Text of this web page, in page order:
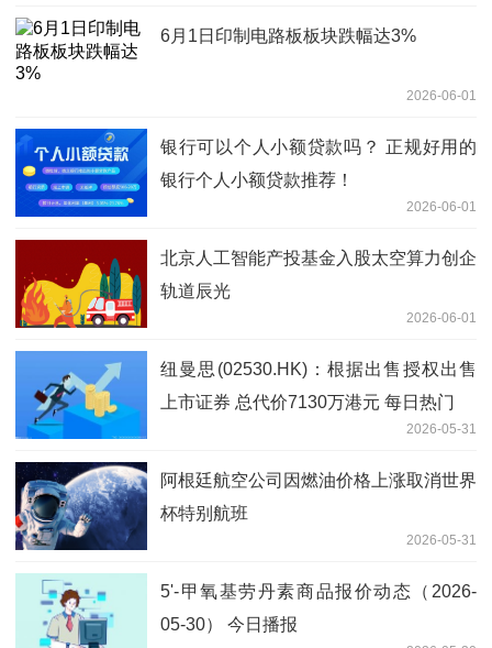
6月1日印制电路板板块跌幅达3%
2026-06-01
银行可以个人小额贷款吗？ 正规好用的
银行个人小额贷款推荐！
2026-06-01
北京人工智能产投基金入股太空算力创企
轨道辰光
2026-06-01
纽曼思(02530.HK)：根据出售授权出售
上市证券 总代价7130万港元 每日热门
2026-05-31
阿根廷航空公司因燃油价格上涨取消世界
杯特别航班
2026-05-31
5'-甲氧基劳丹素商品报价动态（2026-
05-30） 今日播报